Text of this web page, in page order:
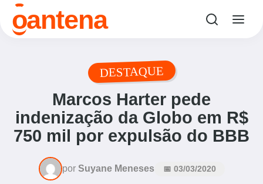
oantena
DESTAQUE
Marcos Harter pede
indenização da Globo em R$
750 mil por expulsão do BBB
por Suyane Meneses 📅 03/03/2020